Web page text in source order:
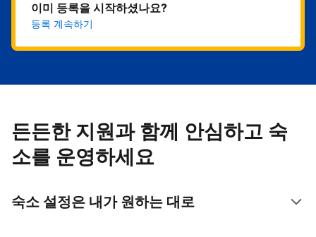
이미 등록을 시작하셨나요?
등록 계속하기
든든한 지원과 함께 안심하고 숙
소를 운영하세요
숙소 설정은 내가 원하는 대로